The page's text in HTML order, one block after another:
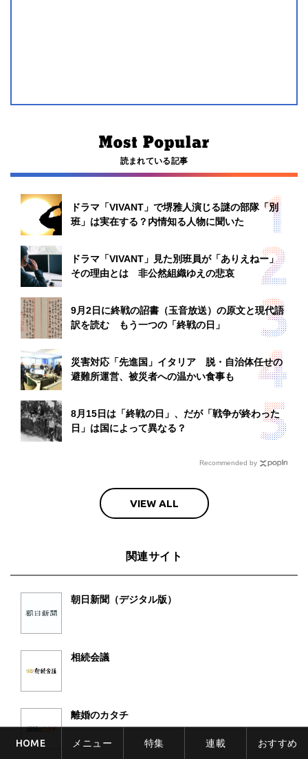
読まれている記事
ドラマ「VIVANT」で堺雅人演じる謎の部隊「別
班」は実在する？内情知る人物に聞いた
ドラマ「VIVANT」見た別班員が「ありえねー」
その理由とは 非公然組織ゆえの悲哀
9月2日に終戦の詔書（玉音放送）の原文と現代語
訳を読む もう一つの「終戦の日」
災害対応「先進国」イタリア 脱・自治体任せの
避難所運営、被災者への温かい食事も
8月15日は「終戦の日」、だが「戦争が終わった
日」は国によって異なる？
Recommended by
VIEW ALL
関連サイト
朝日新聞（デジタル版）
相続会議
離婚のカタチ
HOME メニュー 特集 連載 おすすめ